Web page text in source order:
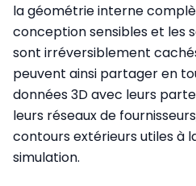
la géométrie interne
conception sensibles et les
sont irréversiblement
peuvent ainsi partager en
données 3D avec leurs
leurs réseaux de
contours extérieurs utiles à
simulation.